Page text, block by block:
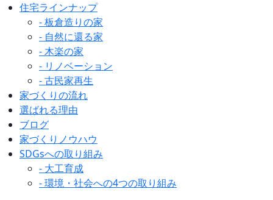
住宅ラインナップ
- 板倉造りの家
- 自然に還る家
- 木楽の家
- リノベーション
- 古民家再生
家づくりの流れ
選ばれる理由
ブログ
家づくりノウハウ
SDGsへの取り組み
- 大工育成
- 環境・社会への4つの取り組み